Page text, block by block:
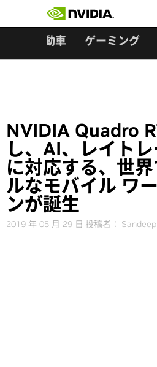
自動車 ゲーミング
NVIDIA Quadro
し、AI、レイト
に対応する、世
ルなモバイル ワ
ンが誕生
2019 年 05 月 29 日 投稿者：